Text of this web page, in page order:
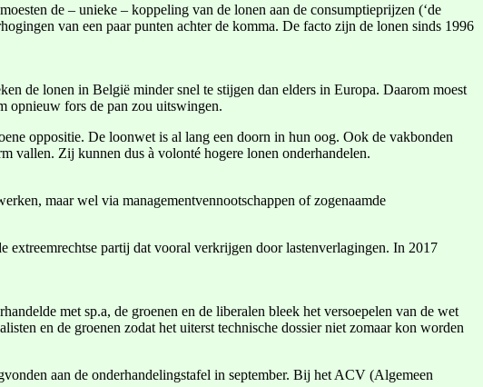
de – unieke – koppeling van de lonen aan de consumptieprijzen (‘de
van een paar punten achter de komma. De facto zijn de lonen sinds 1996
de lonen in België minder snel te stijgen dan elders in Europa. Daarom moest
opnieuw fors de pan zou uitswingen.
oppositie. De loonwet is al lang een doorn in hun oog. Ook de vakbonden
vallen. Zij kunnen dus à volonté hogere lonen onderhandelen.
maar wel via managementvennootschappen of zogenaamde
partij dat vooral verkrijgen door lastenverlagingen. In 2017
met sp.a, de groenen en de liberalen bleek het versoepelen van de wet
en de groenen zodat het uiterst technische dossier niet zomaar kon worden
aan de onderhandelingstafel in september. Bij het ACV (Algemeen